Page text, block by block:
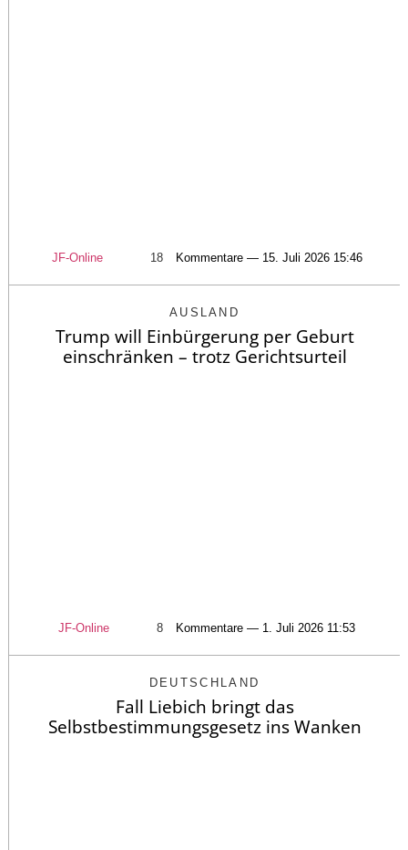
JF-Online 18 Kommentare — 15. Juli 2026 15:46
AUSLAND
Trump will Einbürgerung per Geburt
einschränken – trotz Gerichtsurteil
JF-Online 8 Kommentare — 1. Juli 2026 11:53
DEUTSCHLAND
Fall Liebich bringt das
Selbstbestimmungsgesetz ins Wanken